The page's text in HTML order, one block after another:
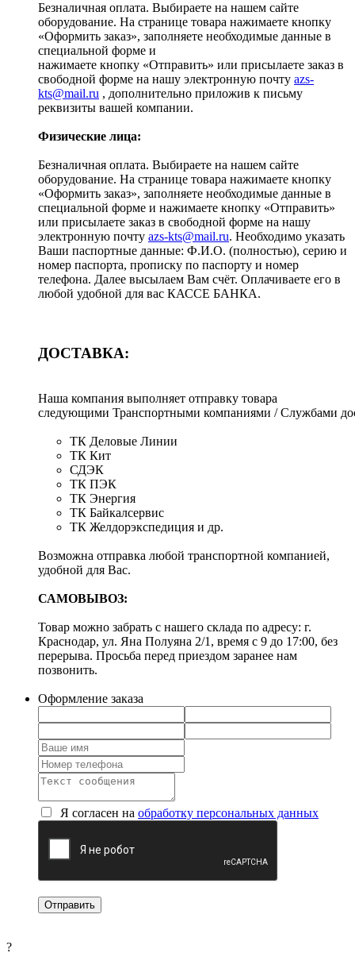
Безналичная оплата. Выбираете на нашем сайте
оборудование. На странице товара нажимаете кнопку
«Оформить заказ», заполняете необходимые данные в
специальной форме и
нажимаете кнопку «Отправить» или присылаете заказ в
свободной форме на нашу электронную почту azs-
kts@mail.ru , дополнительно приложив к письму
реквизиты вашей компании.
Физические лица:
Безналичная оплата. Выбираете на нашем сайте
оборудование. На странице товара нажимаете кнопку
«Оформить заказ», заполняете необходимые данные в
специальной форме и нажимаете кнопку «Отправить»
или присылаете заказ в свободной форме на нашу
электронную почту azs-kts@mail.ru. Необходимо указать
Ваши паспортные данные: Ф.И.О. (полностью), серию и
номер паспорта, прописку по паспорту и номер
телефона. Далее высылаем Вам счёт. Оплачиваете его в
любой удобной для вас КАССЕ БАНКА.
ДОСТАВКА:
Наша компания выполняет отправку товара
следующими Транспортными компаниями / Службами
ТК Деловые Линии
ТК Кит
СДЭК
ТК ПЭК
ТК Энергия
ТК Байкалсервис
ТК Желдорэкспедиция и др.
Возможна отправка любой транспортной компанией,
удобной для Вас.
САМОВЫВОЗ:
Товар можно забрать с нашего склада по адресу: г.
Краснодар, ул. Яна Полуяна 2/1, время с 9 до 17:00, без
перерыва. Просьба перед приездом заранее нам
позвонить.
Оформление заказа
Я согласен на обработку персональных данных
?